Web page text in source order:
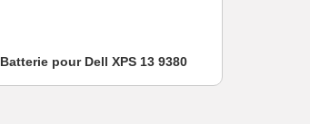
Batterie pour Dell XPS 13 9380